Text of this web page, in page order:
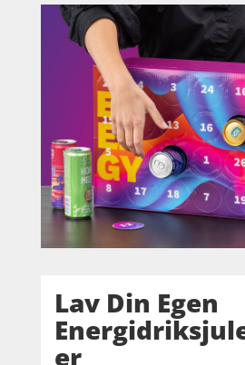
Lav Din Egen
er